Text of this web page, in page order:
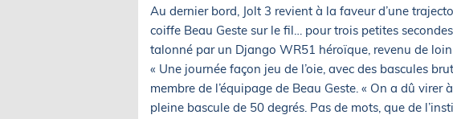
Au dernier bord, Jolt 3 revient à la faveur d’une
coiffe Beau Geste sur le fil… pour trois petites
talonné par un Django WR51 héroïque, revenu de
« Une journée façon jeu de l’oie, avec des bascules
membre de l’équipage de Beau Geste. « On a dû
pleine bascule de 50 degrés. Pas de mots, que de